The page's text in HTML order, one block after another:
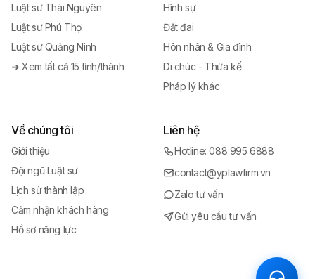
Luật sư Thái Nguyên
Luật sư Phú Thọ
Luật sư Quảng Ninh
➜ Xem tất cả 15 tỉnh/thành
Hình sự
Đất đai
Hôn nhân & Gia đình
Di chúc - Thừa kế
Pháp lý khác
Về chúng tôi
Giới thiệu
Đội ngũ Luật sư
Lịch sử thành lập
Cảm nhận khách hàng
Hồ sơ năng lực
Liên hệ
Hotline: 088 995 6888
contact@yplawfirm.vn
Zalo tư vấn
Gửi yêu cầu tư vấn